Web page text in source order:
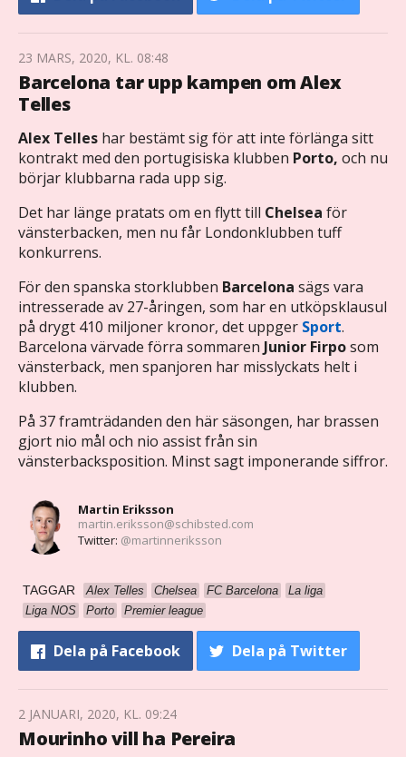
23 MARS, 2020, KL. 08:48
Barcelona tar upp kampen om Alex
Telles
Alex Telles har bestämt sig för att inte förlänga sitt
kontrakt med den portugisiska klubben Porto, och nu
börjar klubbarna rada upp sig.
Det har länge pratats om en flytt till Chelsea för
vänsterbacken, men nu får Londonklubben tuff
konkurrens.
För den spanska storklubben Barcelona sägs vara
intresserade av 27-åringen, som har en utköpsklausul
på drygt 410 miljoner kronor, det uppger Sport.
Barcelona värvade förra sommaren Junior Firposom
vänsterback, men spanjoren har misslyckats helt i
klubben.
På 37 framträdanden den här säsongen, har brassen
gjort nio mål och nio assist från sin
vänsterbacksposition. Minst sagt imponerande siffror.
Martin Eriksson
martin.eriksson@schibsted.com
Twitter: @martinneriksson
TAGGAR Alex Telles Chelsea FC Barcelona
La liga
Liga NOS
Porto Premier league
Dela på Facebook Dela på Twitter
2 JANUARI, 2020, KL. 09:24
Mourinho vill ha Pereira